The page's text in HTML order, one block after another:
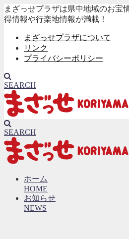
まざっせプラザは県中地域のお宝
得情報や行楽地情報が満載！
まざっせプラザについて
リンク
プライバシーポリシー
SEARCH
SEARCH
ホーム
HOME
お知らせ
NEWS